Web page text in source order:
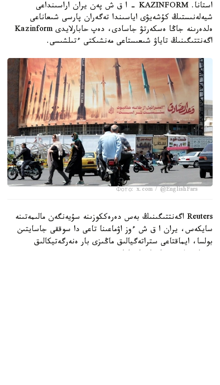
استانا. KAZINFORM - ا ق ش پەن يران اراسىنداعى
شيەلەنىستىڭ كۇشەيۋى اياسىندا تەگەران پارسى شىعاناعى
ەلدەرىنە جاڭا ەسكەرتۋ جاسادى، دەپ حابارلايدى Kazinform
اگەنتتىگىنىڭ تاياۋ شىعىستاعى مەنشىكتى ءتىلشىسى.
Фото: x.com / @EnglishFars
Reuters اگەنتتىگىنىڭ بەس دەرەككوزىنە سۇيەنگەن مالىمەتىنە
سايكەس، يران ا ق ش ءوز اۋماعىنا تاعى دا سوققى جاسايتىن
بولسا، ايماقتاعى ستراتەگيالىق ماڭىزى بار ەنەرگەتيكالىق